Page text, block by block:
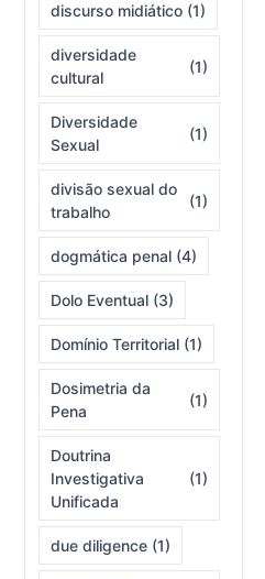
discurso midiático (1)
diversidade
cultural
(1)
Diversidade
Sexual
(1)
divisão sexual do
trabalho
(1)
dogmática penal (4)
Dolo Eventual (3)
Domínio Territorial (1)
Dosimetria da
Pena
(1)
Doutrina
Investigativa
Unificada
(1)
due diligence (1)